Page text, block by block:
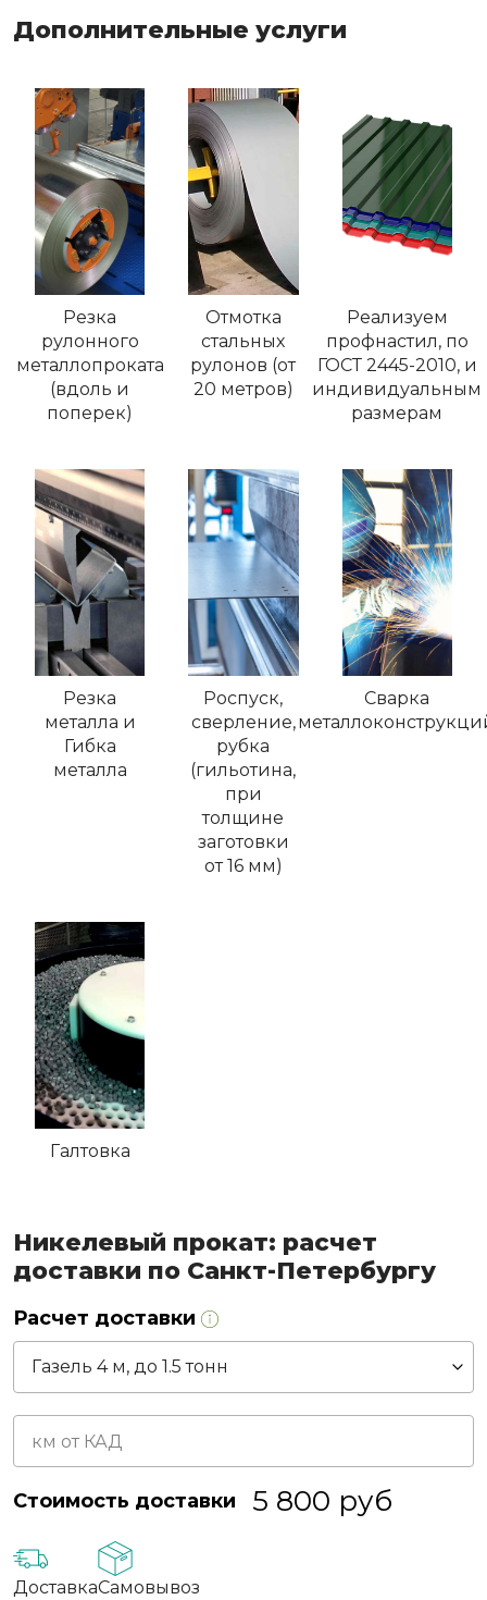
Дополнительные услуги
Резка
рулонного
металлопроката
(вдоль и
поперек)
Отмотка
стальных
рулонов (от
20 метров)
Реализуем
профнастил, по
ГОСТ 2445-2010, и
индивидуальным
размерам
Резка
металла и
Гибка
металла
Роспуск,
сверление,
рубка
(гильотина,
при
толщине
заготовки
от 16 мм)
Сварка
Галтовка
Никелевый прокат: расчет
доставки по Санкт-Петербургу
Расчет доставки
Стоимость доставки 5 800 руб
ДоставкаСамовывоз